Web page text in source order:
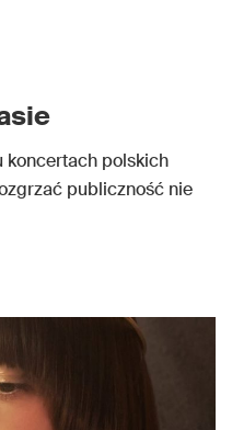
koncertach polskich
publiczność nie